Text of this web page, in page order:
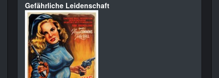
Gefährliche Leidenschaft